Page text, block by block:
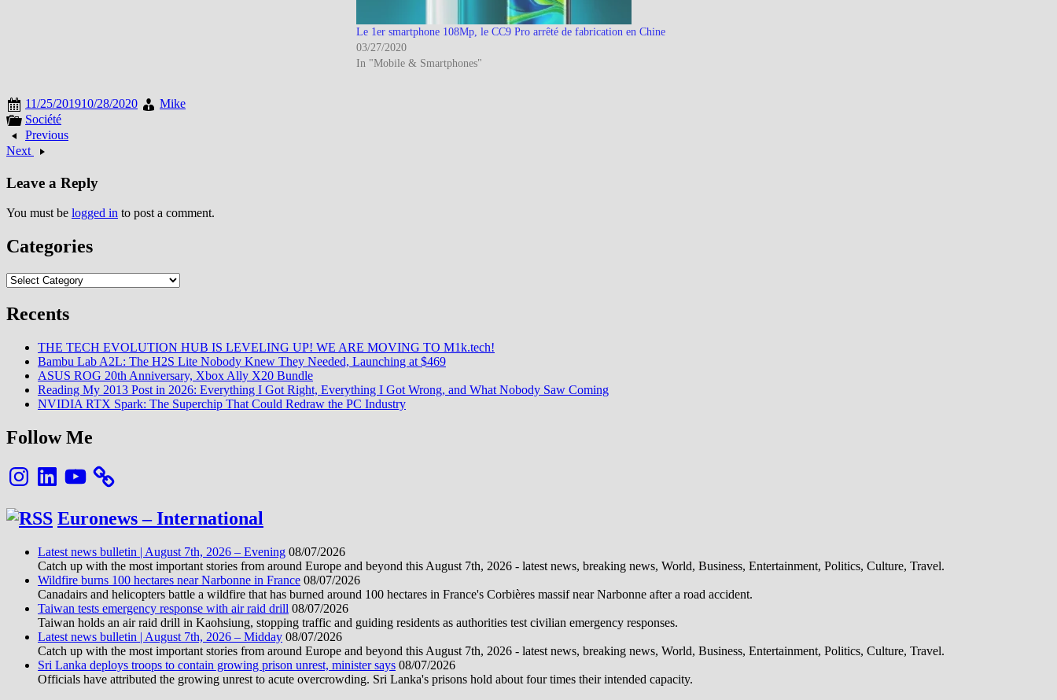
Le 1er smartphone 108Mp, le CC9 Pro arrêté de fabrication en Chine
03/27/2020
In "Mobile & Smartphones"
11/25/201910/28/2020
Mike
Société
Previous
Next
Leave a Reply
You must be logged in to post a comment.
Categories
Categories
Recents
THE TECH EVOLUTION HUB IS LEVELING UP! WE ARE MOVING TO M1k.tech!
Bambu Lab A2L: The H2S Lite Nobody Knew They Needed, Launching at $469
ASUS ROG 20th Anniversary, Xbox Ally X20 Bundle
Reading My 2013 Post in 2026: Everything I Got Right, Everything I Got Wrong, and What Nobody Saw Coming
NVIDIA RTX Spark: The Superchip That Could Redraw the PC Industry
Follow Me
InstagramLinkedInYouTube
Euronews – International
Latest news bulletin | August 7th, 2026 – Evening 08/07/2026
Catch up with the most important stories from around Europe and beyond this August 7th, 2026 - latest news, breaking news, World, Business, Entertainment, Politics, Culture, Travel.
Wildfire burns 100 hectares near Narbonne in France 08/07/2026
Canadairs and helicopters battle a wildfire that has burned around 100 hectares in France's Corbières massif near Narbonne after a road accident.
Taiwan tests emergency response with air raid drill 08/07/2026
Taiwan holds an air raid drill in Kaohsiung, stopping traffic and guiding residents as authorities test civilian emergency responses.
Latest news bulletin | August 7th, 2026 – Midday 08/07/2026
Catch up with the most important stories from around Europe and beyond this August 7th, 2026 - latest news, breaking news, World, Business, Entertainment, Politics, Culture, Travel.
Sri Lanka deploys troops to contain growing prison unrest, minister says 08/07/2026
Officials have attributed the growing unrest to acute overcrowding. Sri Lanka's prisons hold about four times their intended capacity.